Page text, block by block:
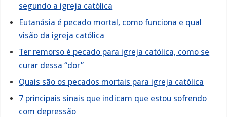
segundo a igreja católica
Eutanásia é pecado mortal, como funciona e qual
visão da igreja católica
Ter remorso é pecado para igreja católica, como se
curar dessa “dor”
Quais são os pecados mortais para igreja católica
7 principais sinais que indicam que estou sofrendo
com depressão